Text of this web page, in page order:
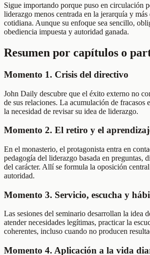
Sigue importando porque puso en circulación
liderazgo menos centrada en la jerarquía y
cotidiana. Aunque su enfoque sea sencillo,
obediencia impuesta y autoridad ganada.
Resumen por capítulos o
Momento 1. Crisis del directivo
John Daily descubre que el éxito externo no
de sus relaciones. La acumulación de fracasos
la necesidad de revisar su idea de liderazgo.
Momento 2. El retiro y el
En el monasterio, el protagonista entra en
pedagogía del liderazgo basada en preguntas,
del carácter. Allí se formula la oposición
autoridad.
Momento 3. Servicio, escucha y
Las sesiones del seminario desarrollan la idea
atender necesidades legítimas, practicar la
coherentes, incluso cuando no producen
Momento 4. Aplicación a la vida